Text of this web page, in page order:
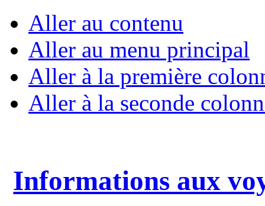
Aller au contenu
Aller au menu principal
Aller à la première
Aller à la seconde
Informations aux